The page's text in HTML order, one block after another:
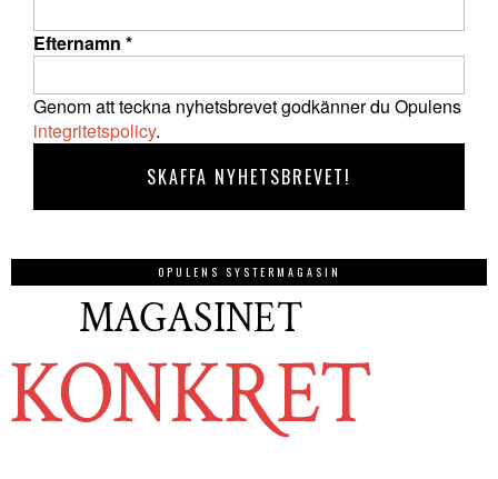
Efternamn *
Genom att teckna nyhetsbrevet godkänner du Opulens
integritetspolicy.
OPULENS SYSTERMAGASIN